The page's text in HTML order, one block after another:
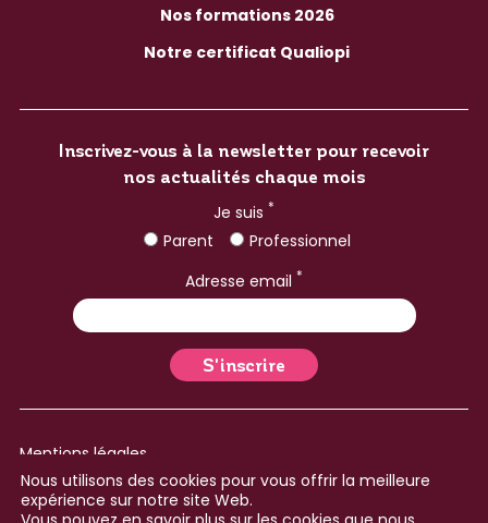
Nos formations 2026
Notre certificat Qualiopi
Inscrivez-vous à la newsletter pour recevoir
nos actualités chaque mois
Je suis *
Parent
Professionnel
Adresse email *
Mentions légales
Plan du site
Nous utilisons des cookies pour vous offrir la meilleure
expérience sur notre site Web.